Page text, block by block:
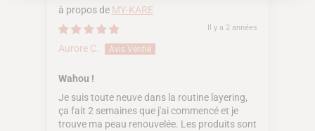
MY-KARE
Il y a 2 années
Aurore C.
Wahou !
Je suis toute neuve dans la routine layering,
ça fait 2 semaines que j'ai commencé et je
trouve ma peau renouvelée. Les produits sont